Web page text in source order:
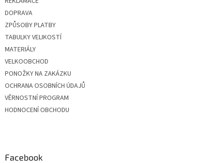
DOPRAVA
ZPŮSOBY PLATBY
TABULKY VELIKOSTÍ
MATERIÁLY
VELKOOBCHOD
PONOŽKY NA ZAKÁZKU
OCHRANA OSOBNÍCH ÚDAJŮ
VĚRNOSTNÍ PROGRAM
HODNOCENÍ OBCHODU
Facebook